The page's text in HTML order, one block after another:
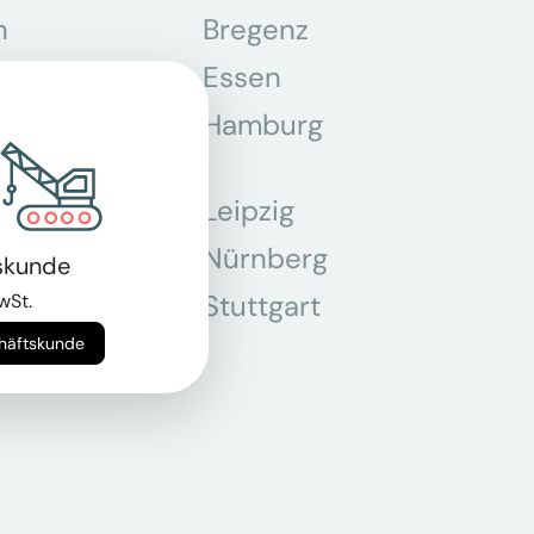
Bregenz
Essen
Hamburg
Leipzig
Nürnberg
Stuttgart